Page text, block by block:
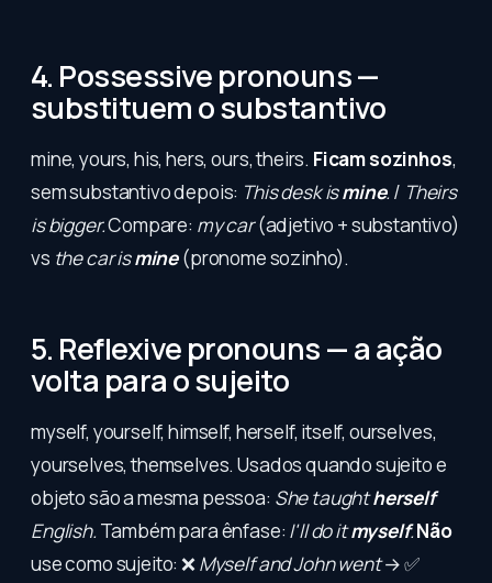
4. Possessive pronouns —
substituem o substantivo
mine, yours, his, hers, ours, theirs. Ficam sozinhos,
sem substantivo depois: This desk ismine. / Theirs
is bigger.Compare: my car(adjetivo + substantivo)
vs the car ismine(pronome sozinho).
5. Reflexive pronouns — a ação
volta para o sujeito
myself, yourself, himself, herself, itself, ourselves,
yourselves, themselves. Usados quando sujeito e
objeto são a mesma pessoa: She taughtherself
English. Também para ênfase: I'll do itmyself.Não
use como sujeito: ❌Myself and John went→ ✅